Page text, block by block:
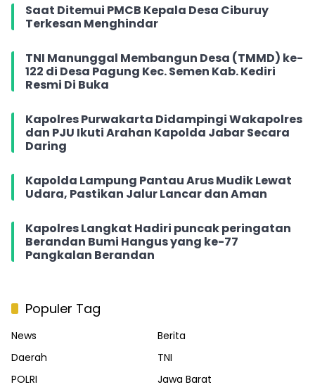
Saat Ditemui PMCB Kepala Desa Ciburuy
Terkesan Menghindar
TNI Manunggal Membangun Desa (TMMD) ke-
122 di Desa Pagung Kec. Semen Kab. Kediri
Resmi Di Buka
Kapolres Purwakarta Didampingi Wakapolres
dan PJU Ikuti Arahan Kapolda Jabar Secara
Daring
Kapolda Lampung Pantau Arus Mudik Lewat
Udara, Pastikan Jalur Lancar dan Aman
Kapolres Langkat Hadiri puncak peringatan
Berandan Bumi Hangus yang ke-77
Pangkalan Berandan
Populer Tag
News
Berita
Daerah
TNI
POLRI
Jawa Barat